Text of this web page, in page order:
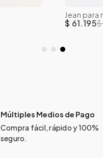
2T
Jean
dobladas
$ 61.195
Múltiples Medios de Pago
Compra fácil, rápido y 100%
seguro.